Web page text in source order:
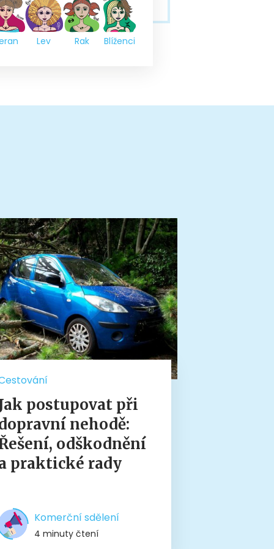
Lev Rak Blíženci
postupovat při
nehodě:
odškodnění
praktické rady
Komerční sdělení
4 minuty čtení